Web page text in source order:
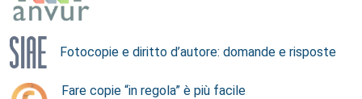
Fotocopie e diritto d’autore: domande e risposte
Fare copie “in regola” è più facile